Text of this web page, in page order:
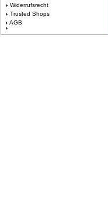
Widerrufsrecht
Trusted Shops
AGB